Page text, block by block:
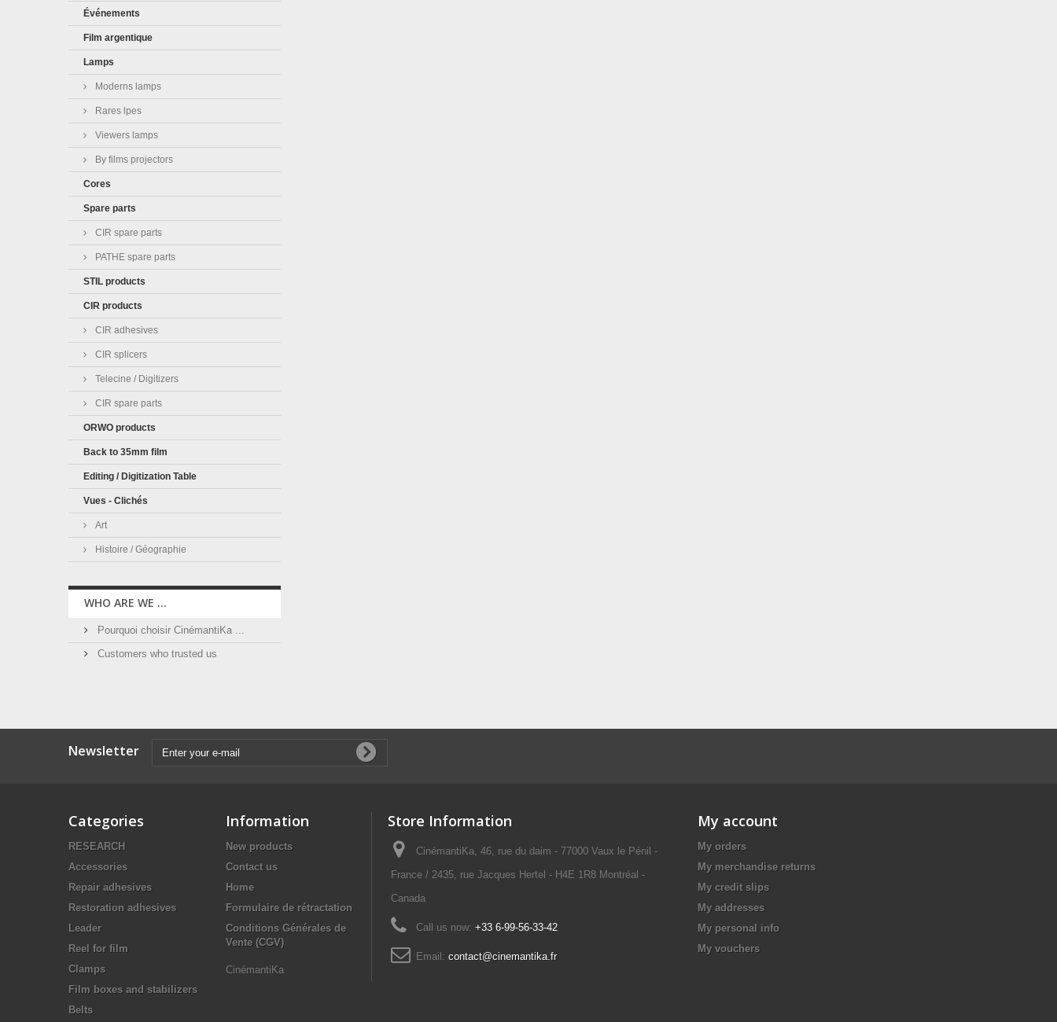
Événements
Film argentique
Lamps
Moderns lamps
Rares lpes
Viewers lamps
By films projectors
Cores
Spare parts
CIR spare parts
PATHE spare parts
STIL products
CIR products
CIR adhesives
CIR splicers
Telecine / Digitizers
CIR spare parts
ORWO products
Back to 35mm film
Editing / Digitization Table
Vues - Clichés
Art
Histoire / Géographie
WHO ARE WE ...
Pourquoi choisir CinémantiKa ...
Customers who trusted us
Newsletter
Categories
RESEARCH
Accessories
Repair adhesives
Restoration adhesives
Leader
Reel for film
Clamps
Film boxes and stabilizers
Belts
Information
New products
Contact us
Home
Formulaire de rétractation
Conditions Générales de
Vente (CGV)
CinémantiKa
Store Information
CinémantiKa, 46, rue du daim - 77000 Vaux le Pénil -
France / 2435, rue Jacques Hertel - H4E 1R8 Montréal -
Canada
Call us now: +33 6-99-56-33-42
Email: contact@cinemantika.fr
My account
My orders
My merchandise returns
My credit slips
My addresses
My personal info
My vouchers